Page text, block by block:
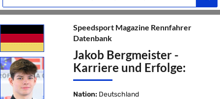
Speedsport Magazine Rennfahrer
Datenbank
Jakob Bergmeister -
Karriere und Erfolge:
Nation: Deutschland